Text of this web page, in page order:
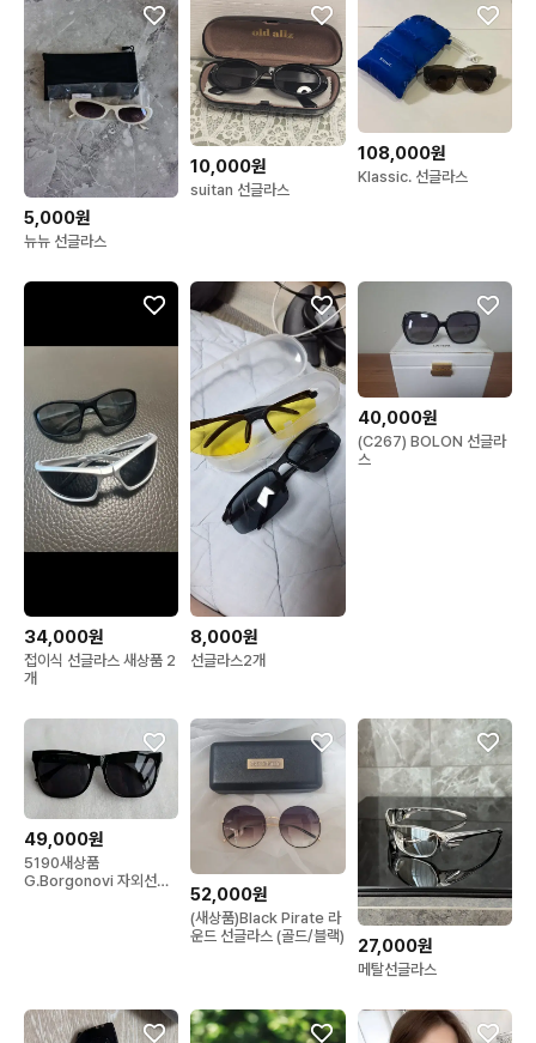
5,000원
뉴뉴 선글라스
10,000원
suitan 선글라스
108,000원
Klassic. 선글라스
34,000원
접이식 선글라스 새상품 2
개
8,000원
선글라스2개
40,000원
(C267) BOLON 선글라
스
49,000원
5190새상품
G.Borgonovi 자외선차
52,000원
(새상품)Black Pirate 라
운드 선글라스 (골드/블랙)
27,000원
메탈선글라스